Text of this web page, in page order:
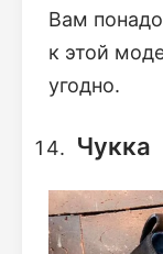
Вам
к этой
угодно.
Чукка